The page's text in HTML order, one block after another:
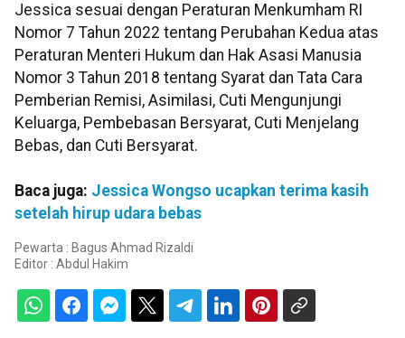
Jessica sesuai dengan Peraturan Menkumham RI
Nomor 7 Tahun 2022 tentang Perubahan Kedua atas
Peraturan Menteri Hukum dan Hak Asasi Manusia
Nomor 3 Tahun 2018 tentang Syarat dan Tata Cara
Pemberian Remisi, Asimilasi, Cuti Mengunjungi
Keluarga, Pembebasan Bersyarat, Cuti Menjelang
Bebas, dan Cuti Bersyarat.
Baca juga: Jessica Wongso ucapkan terima kasih
setelah hirup udara bebas
Pewarta : Bagus Ahmad Rizaldi
Editor : Abdul Hakim